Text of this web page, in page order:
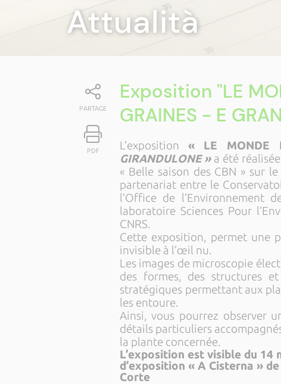
Attualità
PARTAGE
PDF
Exposition "LE
GRAINES - E
L’exposition « LE MONDE
GIRANDULONE » a été
« Belle saison des CBN » sur
partenariat entre le
l’Office de
laboratoire Sciences Pour
CNRS.
Cette exposition, permet une
invisible à l’œil nu.
Les images de microscopie
des formes, des structures
stratégiques permettant aux
les entoure.
Ainsi, vous pourrez observer
détails particuliers
la plante concernée.
L’exposition est visible du 14
d’exposition « A Cisterna »
Corte